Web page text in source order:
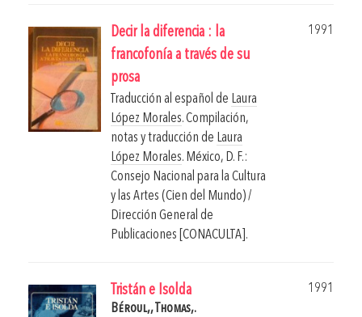
Decir la diferencia : la
francofonía a través de su
prosa
1991
Traducción al español de Laura
López Morales. Compilación,
notas y traducción de Laura
López Morales. México, D. F.:
Consejo Nacional para la Cultura
y las Artes (Cien del Mundo) /
Dirección General de
Publicaciones [CONACULTA].
Tristán e Isolda
1991
Béroul,, Thomas,.